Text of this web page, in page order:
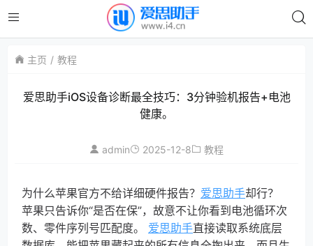
主页 教程
爱思助手iOS设备诊断最全技巧：3分钟验机报告+电池
健康。
admin 2025-12-8 教程
为什么苹果官方不给详细硬件报告？ 爱思助手却行？
苹果只告诉你“是否在保”，故意不让你看到电池循环次
数、零件序列号匹配度。 爱思助手直接读取系统底层